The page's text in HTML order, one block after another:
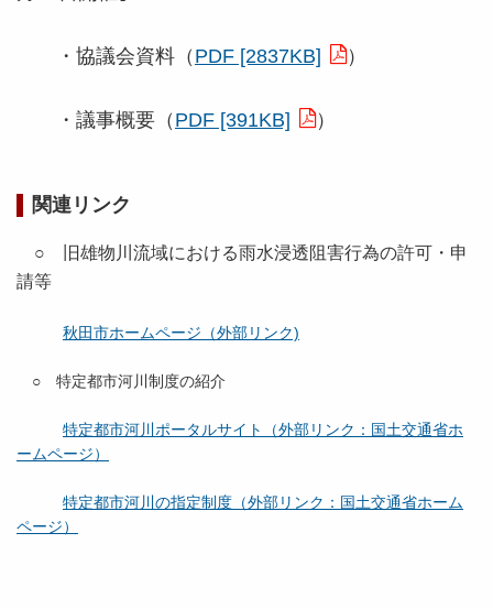
・協議会資料（ PDF [2837KB] ）
・議事概要（ PDF [391KB] ）
関連リンク
○ 旧雄物川流域における雨水浸透阻害行為の許可・申
請等
秋田市ホームページ（外部リンク)
○ 特定都市河川制度の紹介
特定都市河川ポータルサイト（外部リンク：国土交通省ホ
ームページ）
特定都市河川の指定制度（外部リンク：国土交通省ホーム
ページ）